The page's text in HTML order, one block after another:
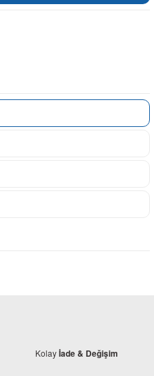
Kolayİade & Değişim